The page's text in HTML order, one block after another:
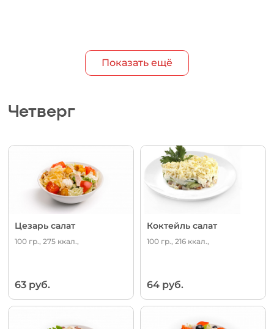
Показать ещё
Четверг
Цезарь салат
100 гр., 275 ккал.,
63 руб.
Коктейль салат
100 гр., 216 ккал.,
64 руб.